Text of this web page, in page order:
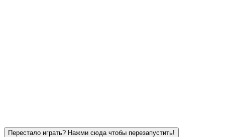
Перестало играть? Нажми сюда чтобы перезапустить!